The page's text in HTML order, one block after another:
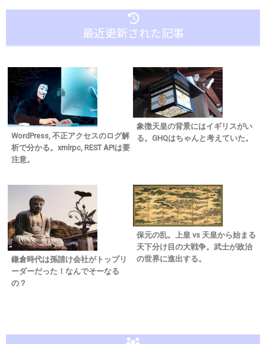
最近更新された記事
WordPress, 不正アクセスのログ解
析で分かる。xmlrpc, REST APIは要
注意。
象徴天皇の背景にはイギリスがい
る。GHQはちゃんと考えていた。
鎌倉時代は孫請け会社がトップリ
ーダーだった！なんでそーなる
の？
保元の乱。上皇 vs 天皇から始まる
天下分け目の大戦争。武士が政治
の世界に進出する。